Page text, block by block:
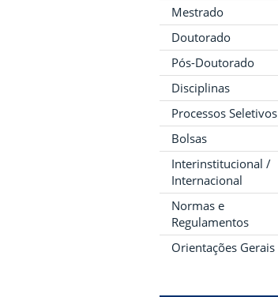
Mestrado
Doutorado
Pós-Doutorado
Disciplinas
Processos Seletivos
Bolsas
Interinstitucional /
Internacional
Normas e
Regulamentos
Orientações Gerais